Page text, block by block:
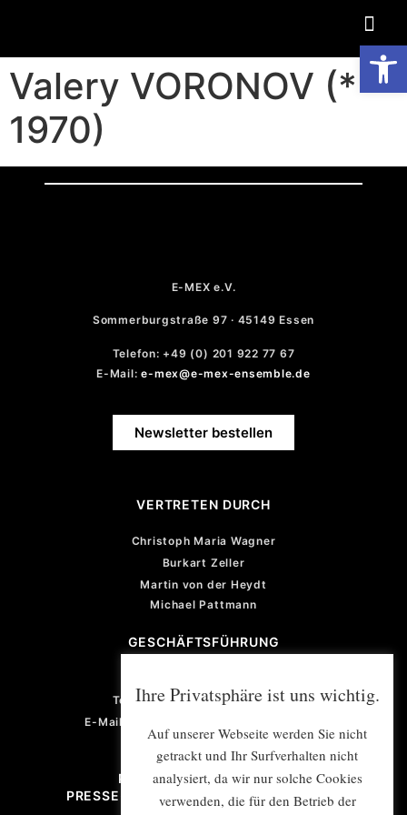
Valery VORONOV (*
1970)
E-MEX e.V.
Sommerburgstraße 97 · 45149 Essen
Telefon: +49 (0) 201 922 77 67
E-Mail:e-mex@e-mex-ensemble.de
Newsletter bestellen
VERTRETEN DURCH
Christoph Maria Wagner
Burkart Zeller
Martin von der Heydt
Michael Pattmann
GESCHÄFTSFÜHRUNG
Telefon: +49 (0) 201 922 77 67
E-Mail: violetta.vonderheydt@e-mex.de
PROJEKTMANAGEMENT/
PRESSE- UND ÖFFENTLICHKEITSARBEIT
Ihre Privatsphäre ist uns wichtig.
Auf unserer Webseite werden Sie nicht
getrackt und Ihr Surfverhalten nicht
analysiert, da wir nur solche Cookies
verwenden, die für den Betrieb der